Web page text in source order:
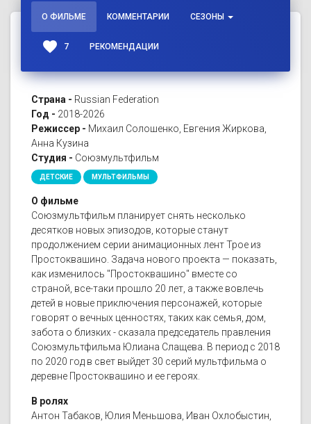
О ФИЛЬМЕ КОММЕНТАРИИ СЕЗОНЫ
favorite 7 РЕКОМЕНДАЦИИ
Страна - Russian Federation
Год - 2018-2026
Режиссер - Михаил Солошенко, Евгения Жиркова,
Анна Кузина
Студия - Союзмультфильм
ДЕТСКИЕ МУЛЬТФИЛЬМЫ
О фильме
Союзмультфильм планирует снять несколько
десятков новых эпизодов, которые станут
продолжением серии анимационных лент Трое из
Простоквашино. Задача нового проекта — показать,
как изменилось "Простоквашино" вместе со
страной, все-таки прошло 20 лет, а также вовлечь
детей в новые приключения персонажей, которые
говорят о вечных ценностях, таких как семья, дом,
забота о близких - сказала председатель правления
Союзмультфильма Юлиана Слащева. В период с 2018
по 2020 год в свет выйдет 30 серий мультфильма о
деревне Простоквашино и ее героях.
В ролях
Антон Табаков, Юлия Меньшова, Иван Охлобыстин,